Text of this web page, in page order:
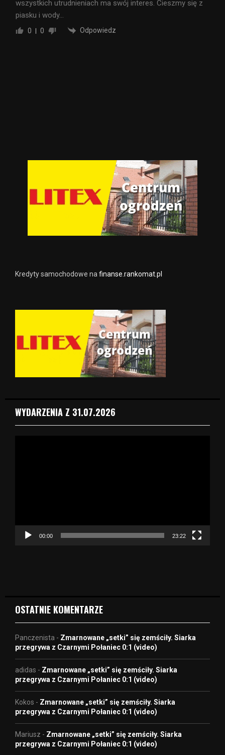
wszystkich utrudnieniach ma swój interes. Cieszmy się z
piasku i wody…
0 0 Odpowiedz
Kredyty samochodowe nafinanse.rankomat.pl
WYDARZENIA Z 31.07.2026
c
00:00 23:22
OSTATNIE KOMENTARZE
Panczenista - Zmarnowane „setki” się zemściły. Siarka
przegrywa z Czarnymi Połaniec 0:1 (video)
adidas - Zmarnowane „setki” się zemściły. Siarka
przegrywa z Czarnymi Połaniec 0:1 (video)
Kokos - Zmarnowane „setki” się zemściły. Siarka
przegrywa z Czarnymi Połaniec 0:1 (video)
Mariusz - Zmarnowane „setki” się zemściły. Siarka
przegrywa z Czarnymi Połaniec 0:1 (video)